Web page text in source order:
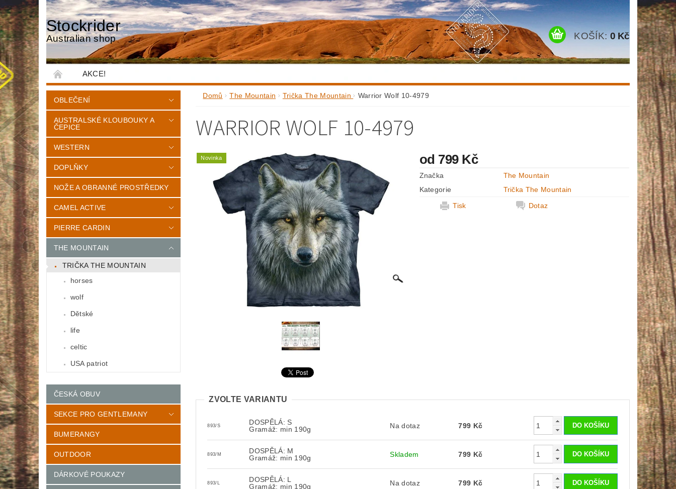
Stockrider
Australian shop KOŠÍK: 0 Kč
AKCE!
OBLEČENÍ
AUSTRALSKÉ KLOUBOUKY A
ČEPICE
WESTERN
DOPLŇKY
NOŽE A OBRANNÉ PROSTŘEDKY
CAMEL ACTIVE
PIERRE CARDIN
THE MOUNTAIN
TRIČKA THE MOUNTAIN
horses
wolf
Dětské
life
celtic
USA patriot
ČESKÁ OBUV
SEKCE PRO GENTLEMANY
BUMERANGY
OUTDOOR
DÁRKOVÉ POUKAZY
Domů The Mountain Trička The Mountain Warrior Wolf 10-4979
WARRIOR WOLF 10-4979
Novinka od 799 Kč
Značka
The Mountain
Kategorie
Trička The Mountain
Tisk
Dotaz
ZVOLTE VARIANTU
893/S
DOSPĚLÁ: S
Gramáž: min 190g
Na dotaz 799 Kč
893/M
DOSPĚLÁ: M
Gramáž: min 190g
Skladem 799 Kč
893/L
DOSPĚLÁ: L
Gramáž: min 190g
Na dotaz 799 Kč